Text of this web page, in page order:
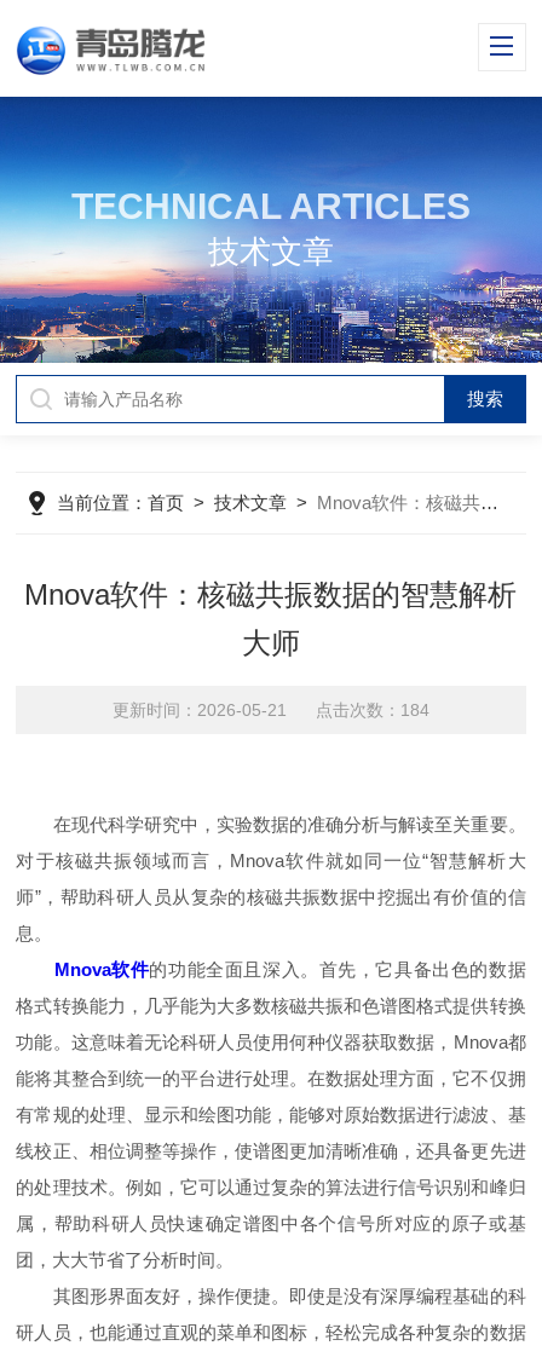
TECHNICAL ARTICLES
技术文章
当前位置：首页 >技术文章 > Mnova软件：核磁共振数据的智慧解析大师
Mnova软件：核磁共振数据的智慧解析
大师
更新时间：2026-05-21 点击次数：184
在现代科学研究中，实验数据的准确分析与解读至关重要。
对于核磁共振领域而言，Mnova软件就如同一位“智慧解析大
师”，帮助科研人员从复杂的核磁共振数据中挖掘出有价值的信
息。
Mnova软件的功能全面且深入。首先，它具备出色的数据
格式转换能力，几乎能为大多数核磁共振和色谱图格式提供转换
功能。这意味着无论科研人员使用何种仪器获取数据，Mnova都
能将其整合到统一的平台进行处理。在数据处理方面，它不仅拥
有常规的处理、显示和绘图功能，能够对原始数据进行滤波、基
线校正、相位调整等操作，使谱图更加清晰准确，还具备更先进
的处理技术。例如，它可以通过复杂的算法进行信号识别和峰归
属，帮助科研人员快速确定谱图中各个信号所对应的原子或基
团，大大节省了分析时间。
其图形界面友好，操作便捷。即使是没有深厚编程基础的科
研人员，也能通过直观的菜单和图标，轻松完成各种复杂的数据